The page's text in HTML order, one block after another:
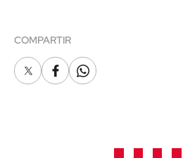
COMPARTIR
X FacebookWhatsapp